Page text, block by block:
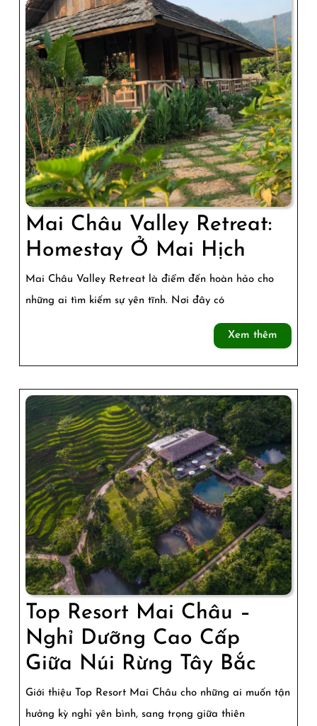
Cao
Cấp
Mai Châu Valley Retreat:
Homestay Ở Mai Hịch
Châu
Mai
Hịch
Mai Châu Valley Retreat là điểm đến hoàn hảo cho
những ai tìm kiếm sự yên tĩnh. Nơi đây có
Xem thêm
thêm
Top Resort Mai Châu –
Nghỉ Dưỡng Cao Cấp
Giữa Núi Rừng Tây Bắc
Resort
Giới thiệu Top Resort Mai Châu cho những ai muốn tận
hưởng kỳ nghỉ yên bình, sang trọng giữa thiên